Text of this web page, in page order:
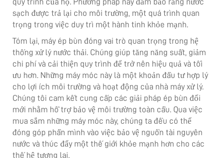
sạch được trả lại cho môi trường, một quá trình quan
trọng trong việc duy trì một hành tinh khỏe mạnh.
Tóm lại, máy ép bùn đóng vai trò quan trọng trong hệ
thống xử lý nước thải. Chúng giúp tăng năng suất, giảm
chi phí và cải thiện quy trình để trở nên hiệu quả và tối
ưu hơn. Những máy móc này là một khoản đầu tư hợp lý
cho lợi ích môi trường và hoạt động của nhà máy xử lý.
Chúng tôi cam kết cung cấp các giải pháp ép bùn đổi
mới nhằm hỗ trợ bảo vệ môi trường toàn cầu. Qua việc
mua sắm những máy móc này, chúng ta đều có thể
đóng góp phần mình vào việc bảo vệ nguồn tài nguyên
nước và thúc đẩy một thế giới khỏe mạnh hơn cho các
thế hệ tương lai.